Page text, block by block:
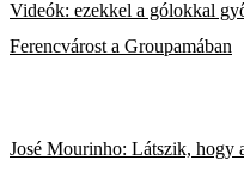
Videók: ezekkel a gólokkal
Ferencvárost a Groupamában
José Mourinho: Látszik, hogy